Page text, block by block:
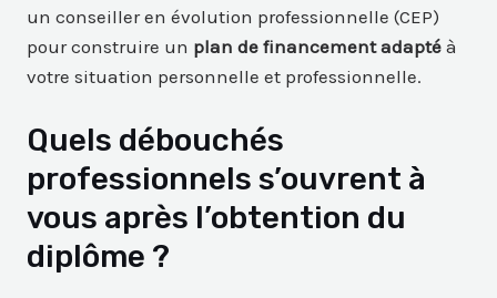
un conseiller en évolution professionnelle (CEP)
pour construire un plan de financement adapté à
votre situation personnelle et professionnelle.
Quels débouchés
professionnels s’ouvrent à
vous après l’obtention du
diplôme ?